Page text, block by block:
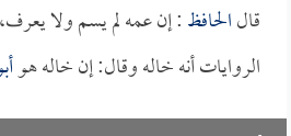
قالالحافظ: إن عمه لم يسم ولا
الروايات أنه خاله وقال: إن خاله هو